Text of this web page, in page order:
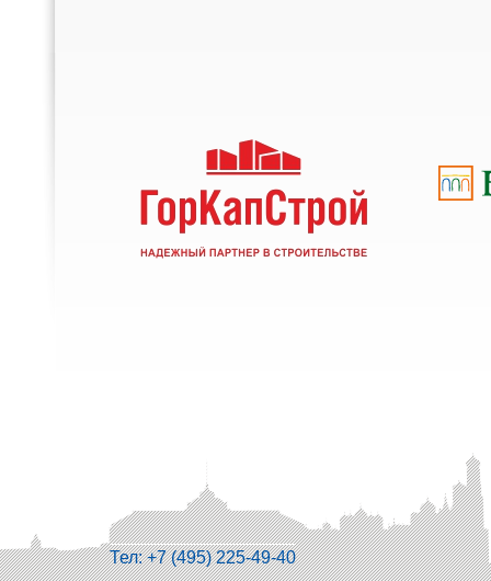
Тел: +7 (495) 225-49-40